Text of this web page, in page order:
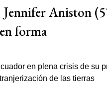
Aniston
forma